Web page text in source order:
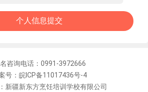
咨询电话：0991-3972666
号：皖ICP备11017436号-4
新疆新东方烹饪培训学校有限公司